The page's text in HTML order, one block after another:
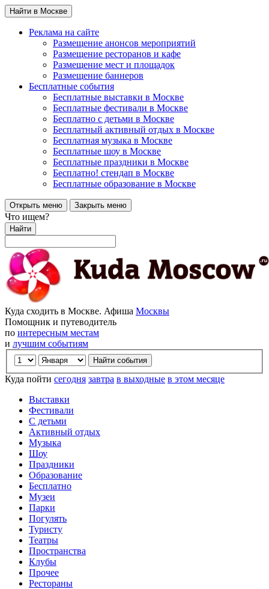
Найти в Москве
Реклама на сайте
Размещение анонсов мероприятий
Размещение ресторанов и кафе
Размещение мест и площадок
Размещение баннеров
Бесплатные события
Бесплатные выставки в Москве
Бесплатные фестивали в Москве
Бесплатно с детьми в Москве
Бесплатный активный отдых в Москве
Бесплатная музыка в Москве
Бесплатные шоу в Москве
Бесплатные праздники в Москве
Бесплатно! стендап в Москве
Бесплатные образование в Москве
Открыть меню Закрыть меню
Что ищем?
Найти
Куда сходить в Москве. Афиша Москвы
Помощник и путеводитель
по интересным местам
и лучшим событиям
Куда пойти сегодня завтра в выходные в этом месяце
Выставки
Фестивали
С детьми
Активный отдых
Музыка
Шоу
Праздники
Образование
Бесплатно
Музеи
Парки
Погулять
Туристу
Театры
Пространства
Клубы
Прочее
Рестораны